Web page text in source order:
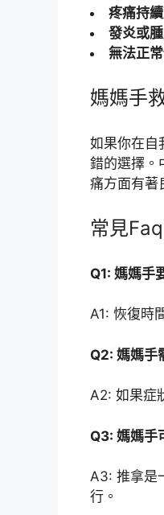
疼痛持
發炎或
無法正
媽媽手
如果你在自
錯的選擇。
痛方面有著
常見Faq
Q1: 媽媽手
A1: 恢復時
Q2: 媽媽手
A2: 如果症
Q3: 媽媽手
A3: 推拿是
行。